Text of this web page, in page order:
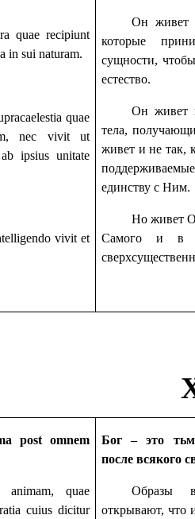
quae recipiunt
in sui naturam.
quae
nec vivit ut
ipsius unitate
vivit et
Он живет
которые
сущности,
естество.
Он живет
тела,
живет и не так,
единству с Ним.
Но живет
Самого и в
post omnem
animam, quae
cuius dicitur
Бог – это
после всякого
Образы
открывают, что